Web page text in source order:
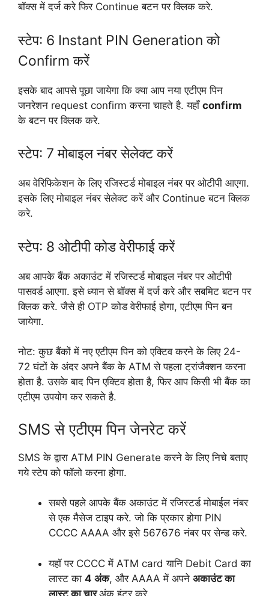
बॉक्स में दर्ज करे फिर Continue बटन पर क्लिक करे.
स्टेप: 6 Instant PIN Generation को
Confirm करें
इसके बाद आपसे पूछा जायेगा कि क्या आप नया एटीएम पिन
जनरेशन request confirm करना चाहते है. यहाँconfirm
के बटन पर क्लिक करे.
स्टेप: 7 मोबाइल नंबर सेलेक्ट करें
अब वेरिफिकेशन के लिए रजिस्टर्ड मोबाइल नंबर पर ओटीपी आएगा.
इसके लिए मोबाइल नंबर सेलेक्ट करें और Continue बटन क्लिक
करे.
स्टेप: 8 ओटीपी कोड वेरीफाई करें
अब आपके बैंक अकाउंट में रजिस्टर्ड मोबाइल नंबर पर ओटीपी
पासवर्ड आएगा. इसे ध्यान से बॉक्स में दर्ज करे और सबमिट बटन पर
क्लिक करे. जैसे ही OTP कोड वेरीफाई होगा, एटीएम पिन बन
जायेगा.
नोट: कुछ बैंकों में नए एटीएम पिन को एक्टिव करने के लिए 24-
72 घंटों के अंदर अपने बैंक के ATM से पहला ट्रांजैक्शन करना
होता है. उसके बाद पिन एक्टिव होता है, फिर आप किसी भी बैंक का
एटीएम उपयोग कर सकते है.
SMS से एटीएम पिन जेनरेट करें
SMS के द्वारा ATM PIN Generate करने के लिए निचे बताए
गये स्टेप को फॉलो करना होगा.
सबसे पहले आपके बैंक अकाउंट में रजिस्टर्ड मोबाईल नंबर
से एक मैसेज टाइप करे. जो कि प्रकार होगा PIN
CCCC AAAA और इसे 567676 नंबर पर सेन्ड करे.
यहॉ पर CCCC में ATM card यानि Debit Card का
लास्ट का 4 अंक, और AAAA में अपने अकाउंट का
लास्ट का चारअंक इंटर करे.